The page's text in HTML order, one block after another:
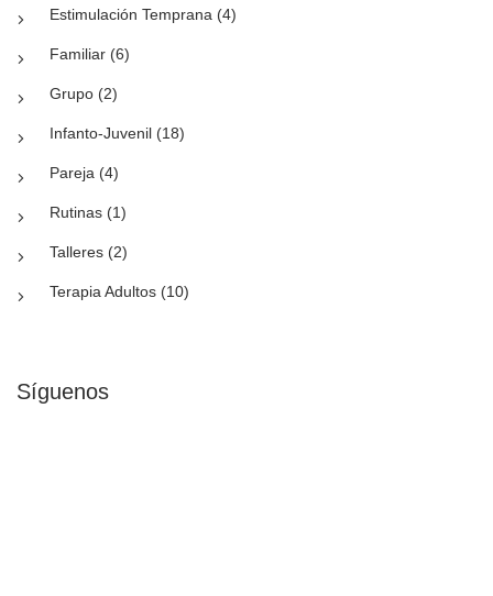
Estimulación Temprana (4)
Familiar (6)
Grupo (2)
Infanto-Juvenil (18)
Pareja (4)
Rutinas (1)
Talleres (2)
Terapia Adultos (10)
Síguenos